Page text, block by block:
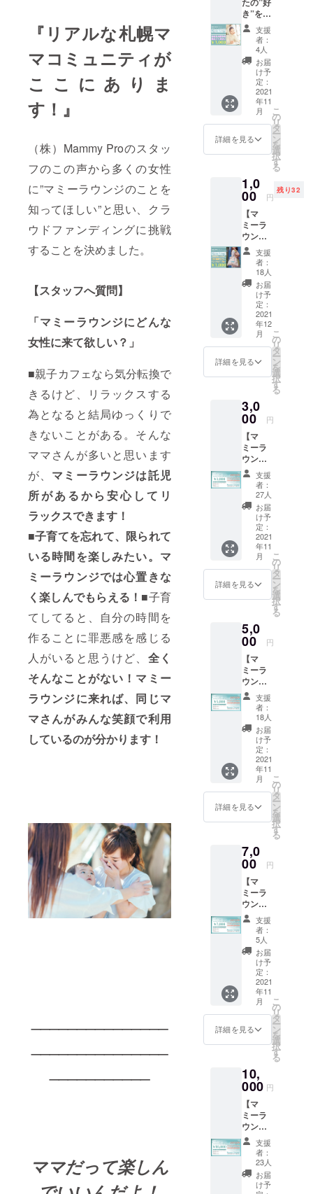
『リアルな札幌マ
マコミュニティが
ここにありま
す！』
（株）Mammy Proのスタッ
フのこの声から多くの女性
に”マミーラウンジのことを
知ってほしい”と思い、クラ
ウドファンディングに挑戦
することを決めました。
【スタッフへ質問】
「マミーラウンジにどんな
女性に来て欲しい？」
■親子カフェなら気分転換で
きるけど、リラックスする
為となると結局ゆっくりで
きないことがある。そんな
ママさんが多いと思います
が、 マミーラウンジは託児
所があるから安心してリ
ラックスできます！
■子育てを忘れて、限られて
いる時間を楽しみたい。マ
ミーラウンジでは心置きな
く楽しんでもらえる！ ■子育
てしてると、自分の時間を
作ることに罪悪感を感じる
人がいると思うけど、 全く
そんなことがない！マミー
ラウンジに来れば、同じマ
マさんがみんな笑顔で利用
しているのが分かります！
ママだって楽しん
12月末
まで、
掲載さ
せてい
ただき
ます。
モー
ション
ビデオ
制作を
しま
す。 北
海道出
身のシ
ンガー
ソング
ライ
ター。
現代社
テーマ
にオリ
ジナル
楽曲を
歌う 舜
将-
SHUNS
UKE-
（シュ
ンス
ケ）に
よる
テーマ
ソング
付きの
企業の
アピー
ます。
https://
utube.c
om/cha
nnel/UC
NWATe
Ohxf9D
wvC3D
cKTSK
内容：
撮影、
編集、
オリジ
ング。
撮影制
ルは、
個別に
てご相
談させ
ていた
だきま
す。
き”を教
えてく
ださ
い】 マ
ミーラ
ウンジ
は、幸
せで
いっぱ
いの空
間にし
ていき
ます。
写真
にティ
ファ
ニーブ
ルーの
壁に貼
り付け
て、 幸
せ空間
の中で
ランチ
やお
茶、ネ
イルや
マッ
サージ
など楽
しんで
【必
須】備
考欄に
３０文
字以内
の”好
き”なコ
ト・モ
ノを記
載くだ
さい。
店舗に
見にき
てくだ
さい
ね！！
支援
者：
4人
お届
け予
定：
2021
年11
月
詳細を見る
こ
の
リ
タ
ー
ン
を
選
択
す
る
1,0
00 円
残り32
【マ
ミーラ
ウンジ
オリジ
ナル
トート
バッ
ク】 ク
ラウド
ファン
ディン
グ限定
色ティ
ファ
ニーブ
ルー！
法：
W34×H
29
支援
者：
18人
お届
け予
定：
2021
年12
月
詳細を見る
こ
の
リ
タ
ー
ン
を
選
択
す
る
3,0
00 円
【マ
ミーラ
ウンジ
全店舗
で使え
る商品
券&親子
カフェ
W18ド
リンク
１杯】
⬜︎マ
マNavi
親子カ
フェ
W18
www.m
amana
vi.tv/se
rvices/
cafe
ラン
チ、ド
リン
ク、パ
フェな
どが楽
しめま
す。 ⬜︎
リラク
ゼー
ション
サロン
www.m
amana
vi.tv/se
rvices/r
elaxatio
n-salon/
揉み
ほぐ
し、
フェイ
シャル
エス
テ、産
後の骨
盤矯正
などを
中心に
サロン
&Class
https://
www.m
amana
vi.tv/se
rvices/
nail-
salon/
子育
支援
者：
27人
お届
け予
定：
2021
年11
月
詳細を見る
こ
の
リ
タ
ー
ン
を
選
択
す
る
5,0
00 円
【マ
ミーラ
ウンジ
全店舗
で使え
る商品
券&親子
カフェ
W18ド
リンク2
杯】 マ
ミーラ
ウンジ
で使え
る商品
券5000
カフェ
にてお
好きな
ドリン
ク２杯
ご提供
いたし
ます。
※累計の
ご利用
となり
ます。
⬜︎マ
マNavi
親子カ
フェ
W18
vi.tv/se
rvices/
cafe
ラン
チ、ド
リン
ク、パ
フェな
どが楽
しめま
す。 ⬜︎
支援
者：
18人
お届
け予
定：
2021
年11
月
詳細を見る
こ
の
リ
タ
ー
ン
を
選
択
す
る
7,0
00 円
【マ
ミーラ
ウンジ
全店舗
で使え
る商品
券&親子
カフェ
W18ド
リンク3
杯】
⬜︎ママ
Navi親
子カ
フェ
W18
www.m
amana
vi.tv/se
rvices/
cafe
ラン
チ、ド
リン
ク、パ
フェな
どが楽
支援
者：
5人
お届
け予
定：
2021
年11
月
詳細を見る
こ
の
リ
タ
ー
ン
を
選
択
す
る
10,
000 円
【マ
ミーラ
ウンジ
全店舗
で使え
る商品
券&親子
カフェ
支援
者：
23人
お届
け予